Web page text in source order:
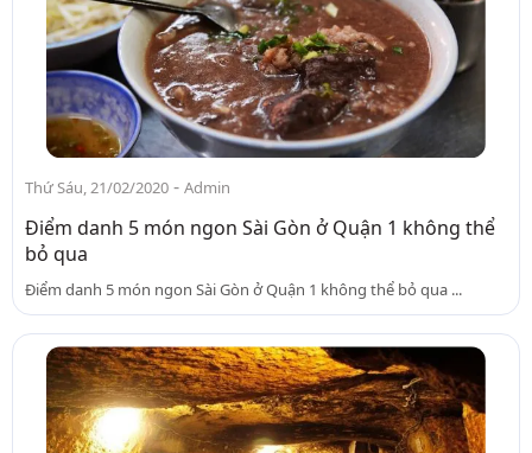
Thứ Sáu, 21/02/2020 - Admin
Điểm danh 5 món ngon Sài Gòn ở Quận 1 không thể
bỏ qua
Điểm danh 5 món ngon Sài Gòn ở Quận 1 không thể bỏ qua ...